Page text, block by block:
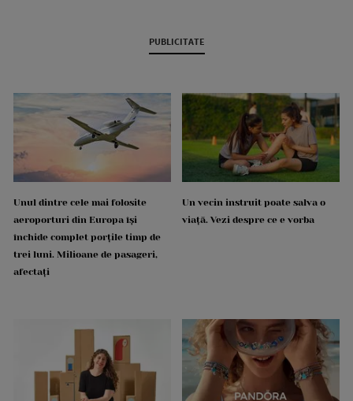
PUBLICITATE
Unul dintre cele mai folosite
aeroporturi din Europa își
închide complet porțile timp de
trei luni. Milioane de pasageri,
afectați
Un vecin instruit poate salva o
viață. Vezi despre ce e vorba